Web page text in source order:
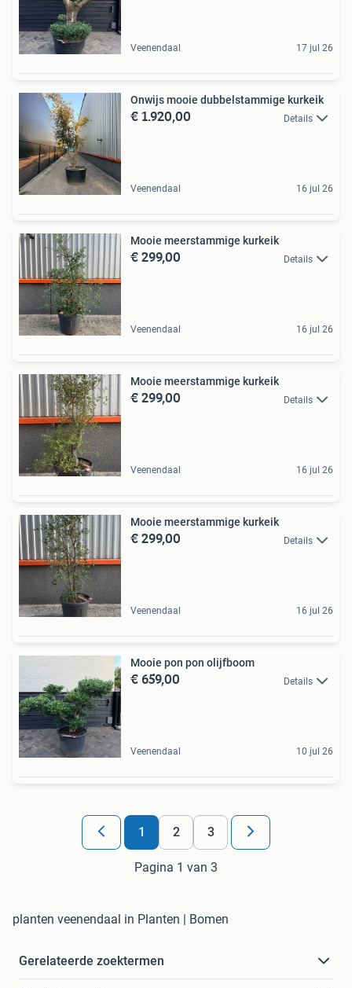
Veenendaal 17 jul 26
Onwijs mooie dubbelstammige kurkeik
€ 1.920,00 Details
Veenendaal 16 jul 26
Mooie meerstammige kurkeik
€ 299,00 Details
Veenendaal 16 jul 26
Mooie meerstammige kurkeik
€ 299,00 Details
Veenendaal 16 jul 26
Mooie meerstammige kurkeik
€ 299,00 Details
Veenendaal 16 jul 26
Mooie pon pon olijfboom
€ 659,00 Details
Veenendaal 10 jul 26
1 2 3
Pagina 1 van 3
planten veenendaal in Planten | Bomen
Gerelateerde zoektermen